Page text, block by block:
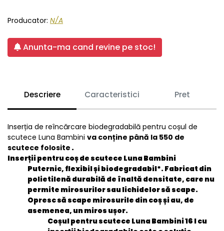
Producator: N/A
Anunta-ma cand revine pe stoc!
Descriere Caracteristici Pret
Inserția de reîncărcare biodegradabilă pentru coșul de
scutece Luna Bambini va conține până la 550 de
scutece folosite .
Inserții pentru coș de scutece Luna Bambini
Puternic, flexibil și biodegradabil*. Fabricat din
polietilenă durabilă de înaltă densitate, care nu
permite mirosurilor sau lichidelor să scape.
Opresc să scape mirosurile din coș și au, de
asemenea, un miros ușor.
Coșul pentru scutece Luna Bambini 16 l cu